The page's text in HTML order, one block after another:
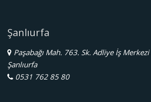
Şanlıurfa
Paşabağı Mah. 763. Sk. Adliye İş
Şanlıurfa
0531 762 85 80